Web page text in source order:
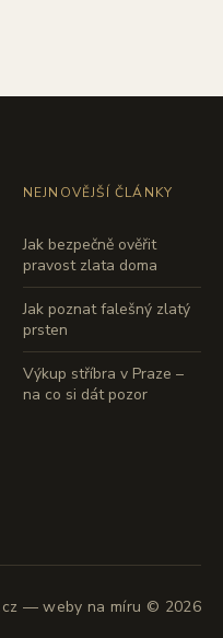
NEJNOVĚJŠÍ ČLÁNKY
Jak bezpečně ověřit
pravost zlata doma
Jak poznat falešný zlatý
prsten
Výkup stříbra v Praze –
na co si dát pozor
— weby na míru © 2026